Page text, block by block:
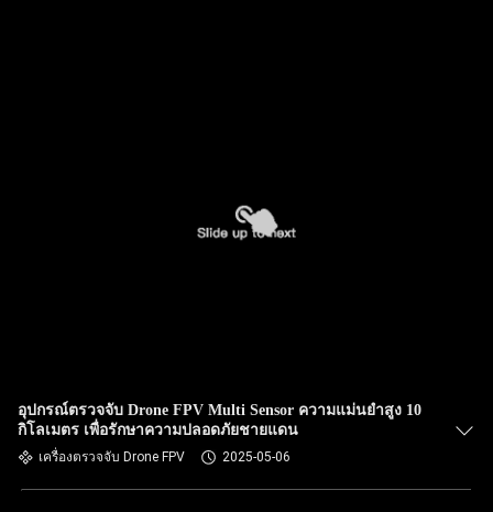
อุปกรณ์ตรวจจับ Drone FPV Multi Sensor ความแม่นยําสูง 10
กิโลเมตร เพื่อรักษาความปลอดภัยชายแดน
เครื่องตรวจจับ Drone FPV 2025-05-06